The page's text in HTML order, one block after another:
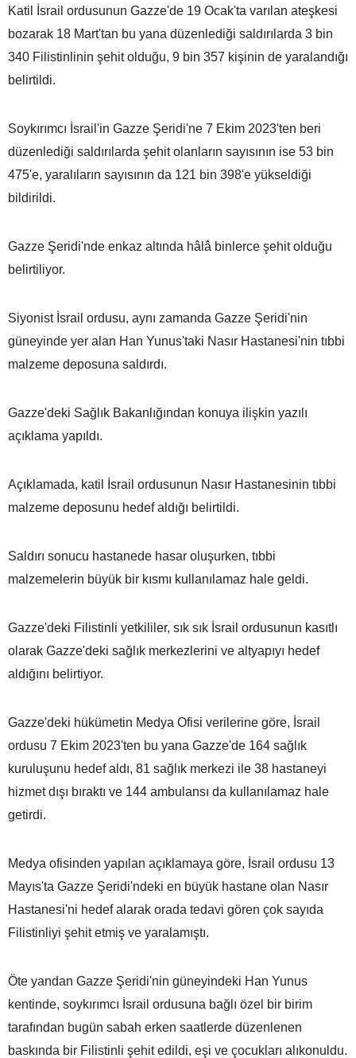
Katil İsrail ordusunun Gazze'de 19 Ocak'ta varılan ateşkesi
bozarak 18 Mart'tan bu yana düzenlediği saldırılarda 3 bin
340 Filistinlinin şehit olduğu, 9 bin 357 kişinin de yaralandığı
belirtildi.
Soykırımcı İsrail'in Gazze Şeridi'ne 7 Ekim 2023'ten beri
düzenlediği saldırılarda şehit olanların sayısının ise 53 bin
475'e, yaralıların sayısının da 121 bin 398'e yükseldiği
bildirildi.
Gazze Şeridi'nde enkaz altında hâlâ binlerce şehit olduğu
belirtiliyor.
Siyonist İsrail ordusu, aynı zamanda Gazze Şeridi'nin
güneyinde yer alan Han Yunus'taki Nasır Hastanesi'nin tıbbi
malzeme deposuna saldırdı.
Gazze'deki Sağlık Bakanlığından konuya ilişkin yazılı
açıklama yapıldı.
Açıklamada, katil İsrail ordusunun Nasır Hastanesinin tıbbi
malzeme deposunu hedef aldığı belirtildi.
Saldırı sonucu hastanede hasar oluşurken, tıbbi
malzemelerin büyük bir kısmı kullanılamaz hale geldi.
Gazze'deki Filistinli yetkililer, sık sık İsrail ordusunun kasıtlı
olarak Gazze'deki sağlık merkezlerini ve altyapıyı hedef
aldığını belirtiyor.
Gazze'deki hükümetin Medya Ofisi verilerine göre, İsrail
ordusu 7 Ekim 2023'ten bu yana Gazze'de 164 sağlık
kuruluşunu hedef aldı, 81 sağlık merkezi ile 38 hastaneyi
hizmet dışı bıraktı ve 144 ambulansı da kullanılamaz hale
getirdi.
Medya ofisinden yapılan açıklamaya göre, İsrail ordusu 13
Mayıs'ta Gazze Şeridi'ndeki en büyük hastane olan Nasır
Hastanesi'ni hedef alarak orada tedavi gören çok sayıda
Filistinliyi şehit etmiş ve yaralamıştı.
Öte yandan Gazze Şeridi'nin güneyindeki Han Yunus
kentinde, soykırımcı İsrail ordusuna bağlı özel bir birim
tarafından bugün sabah erken saatlerde düzenlenen
baskında bir Filistinli şehit edildi, eşi ve çocukları alıkonuldu.